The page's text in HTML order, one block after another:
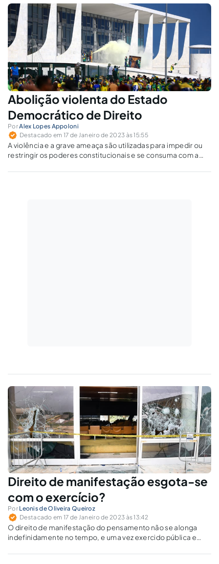
Abolição violenta do Estado
Democrático de Direito
PorAlex Lopes Appoloni
Destacado em 17 de Janeiro de 2023 às 15:55
A violência e a grave ameaça são utilizadas para impedir ou
restringir os poderes constitucionais e se consuma com a
Direito de manifestação esgota-se
com o exercício?
Por Leonis de Oliveira Queiroz
Destacado em 17 de Janeiro de 2023 às 13:42
O direito de manifestação do pensamento não se alonga
indefinidamente no tempo, e uma vez exercido pública e
lhe dá suporte.